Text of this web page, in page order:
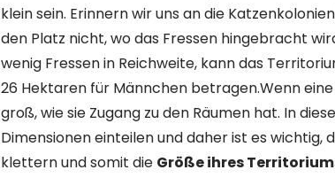
klein sein. Erinnern wir uns an die
den Platz nicht, wo das Fressen hingebracht
wenig Fressen in Reichweite, kann das
26 Hektaren für Männchen betragen.Wenn
groß, wie sie Zugang zu den Räumen hat. In
Dimensionen einteilen und daher ist es wichtig,
klettern und somit die Größe ihres